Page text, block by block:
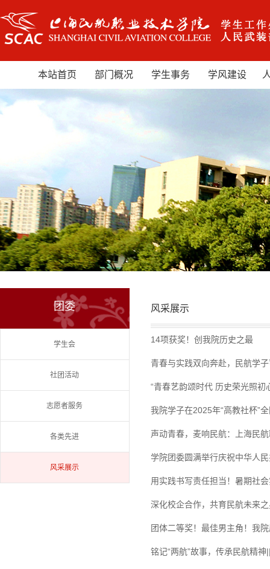
本站首页 部门概况 学生事务 学风建设
团委
学生会
社团活动
志愿者服务
各类先进
风采展示
风采展示
14项获奖！创我院历史之最
青春与实践双向奔赴，民航学
“青春艺韵颂时代 历史荣光照
我院学子在2025年“高教社杯”
声动青春，麦响民航：上海民
学院团委圆满举行庆祝中华人
用实践书写责任担当！暑期社
深化校企合作，共育民航未来
团体二等奖！最佳男主角！我
铭记“两航”故事，传承民航精